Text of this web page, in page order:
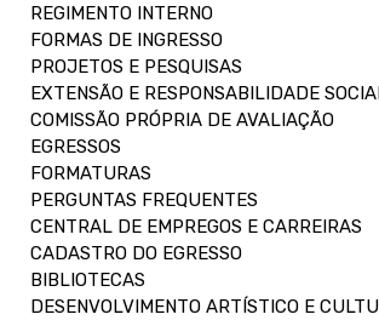
REGIMENTO INTERNO
FORMAS DE INGRESSO
PROJETOS E PESQUISAS
EXTENSÃO E RESPONSABILIDADE
COMISSÃO PRÓPRIA DE AVALIAÇÃO
EGRESSOS
FORMATURAS
PERGUNTAS FREQUENTES
CENTRAL DE EMPREGOS E CARREIRAS
CADASTRO DO EGRESSO
BIBLIOTECAS
DESENVOLVIMENTO ARTÍSTICO E